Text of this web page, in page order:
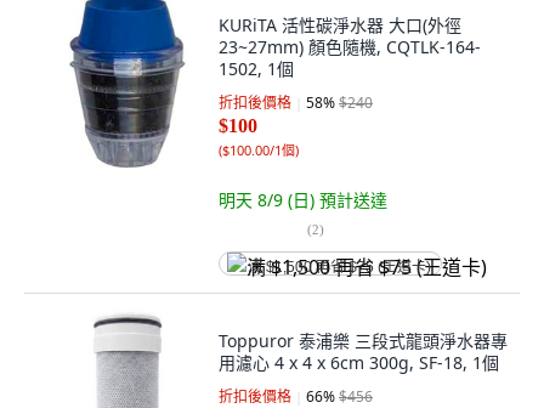
KURiTA 活性碳淨水器 大口(外徑
23~27mm) 顏色隨機, CQTLK-164-
1502, 1個
折扣後價格 58%$240
$100
($100.00/1個)
明天 8/9 (日) 預計送達
(2)
满 $1,500 再省 $75 (王道卡)
Toppuror 泰浦樂 三段式龍頭淨水器專
用濾心 4 x 4 x 6cm 300g, SF-18, 1個
折扣後價格 66%$456